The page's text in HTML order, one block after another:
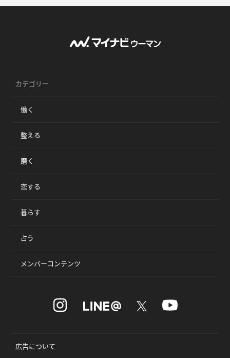
カテゴリー
働く
整える
磨く
恋する
暮らす
占う
メンバーコンテンツ
広告について